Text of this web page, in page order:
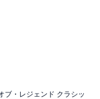
ブ・レジェンド クラシッ